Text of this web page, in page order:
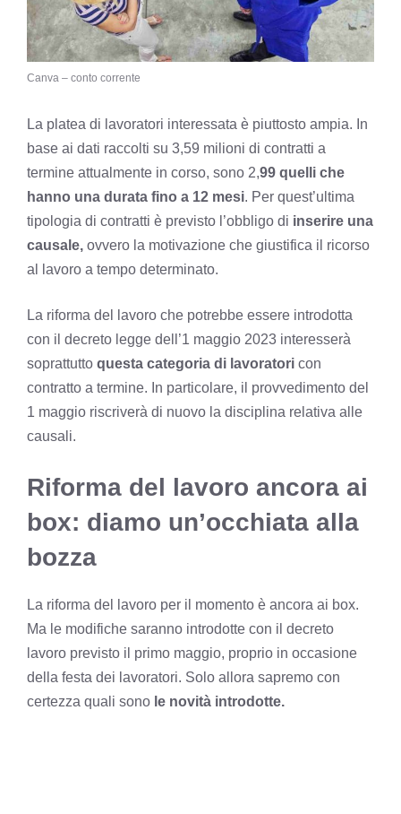
Canva – conto corrente
La platea di lavoratori interessata è piuttosto ampia. In
base ai dati raccolti su 3,59 milioni di contratti a
termine attualmente in corso, sono 2,99 quelli che
hanno una durata fino a 12 mesi. Per quest’ultima
tipologia di contratti è previsto l’obbligo di inserire una
causale, ovvero la motivazione che giustifica il ricorso
al lavoro a tempo determinato.
La riforma del lavoro che potrebbe essere introdotta
con il decreto legge dell’1 maggio 2023 interesserà
soprattutto questa categoria di lavoratori con
contratto a termine. In particolare, il provvedimento del
1 maggio riscriverà di nuovo la disciplina relativa alle
causali.
Riforma del lavoro ancora ai
box: diamo un’occhiata alla
bozza
La riforma del lavoro per il momento è ancora ai box.
Ma le modifiche saranno introdotte con il decreto
lavoro previsto il primo maggio, proprio in occasione
della festa dei lavoratori. Solo allora sapremo con
certezza quali sono le novità introdotte.